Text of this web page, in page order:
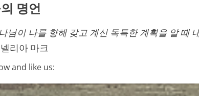
명언
님이 나를 향해 갖고 계신 독특한 계획을 알 때
리아 마크
and like us: